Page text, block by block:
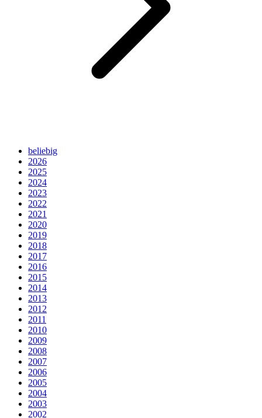
beliebig
2026
2025
2024
2023
2022
2021
2020
2019
2018
2017
2016
2015
2014
2013
2012
2011
2010
2009
2008
2007
2006
2005
2004
2003
2002